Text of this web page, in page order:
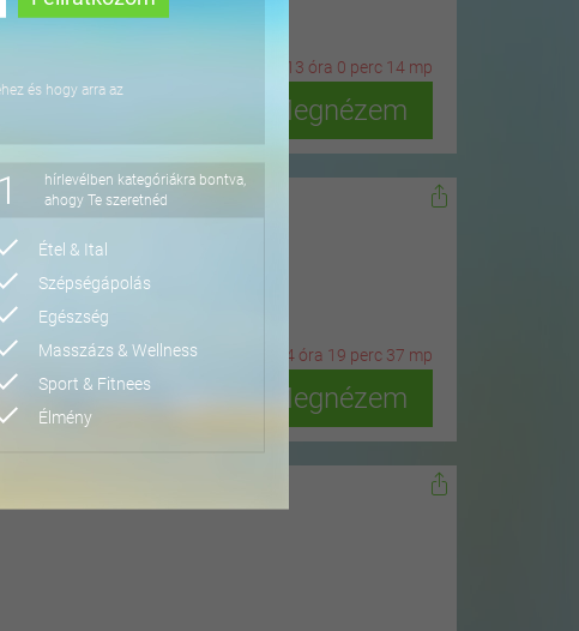
és hogy arra az
1
hírlevélben kategóriákra bontva,
ahogy Te szeretnéd
Étel & Ital
Szépségápolás
Egészség
Masszázs & Wellness
Sport & Fitnees
Élmény
13 óra 0 perc 12 mp
Megnézem
4 óra 19 perc 35 mp
Megnézem
10 kg-os súlyokkal